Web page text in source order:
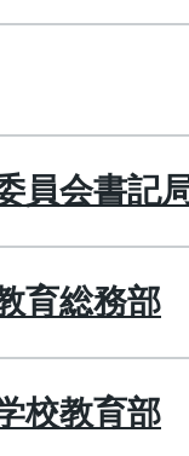
員会書記
育総務部
校教育部